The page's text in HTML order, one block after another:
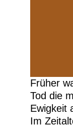
Früher
Tod die
Ewigkeit
Im